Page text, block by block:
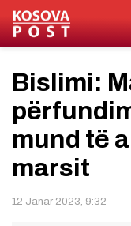
Bislimi:
mund të
marsit
12 Janar 2023, 9:32